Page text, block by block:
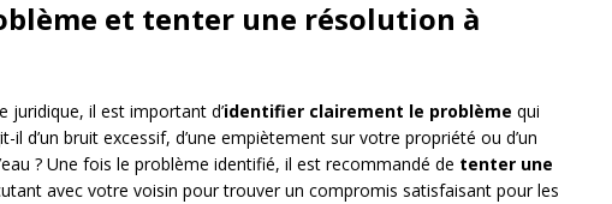
et tenter une résolution à
juridique, il est important d’identifier clairement le problème qui
il d’un bruit excessif, d’une empiètement sur votre propriété ou d’un
? Une fois le problème identifié, il est recommandé de tenter une
avec votre voisin pour trouver un compromis satisfaisant pour les